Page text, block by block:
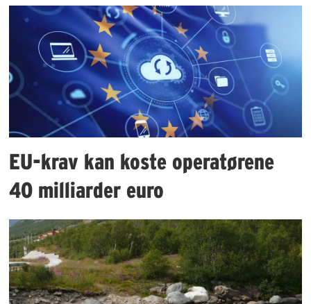
EU-krav kan koste operatørene
40 milliarder euro